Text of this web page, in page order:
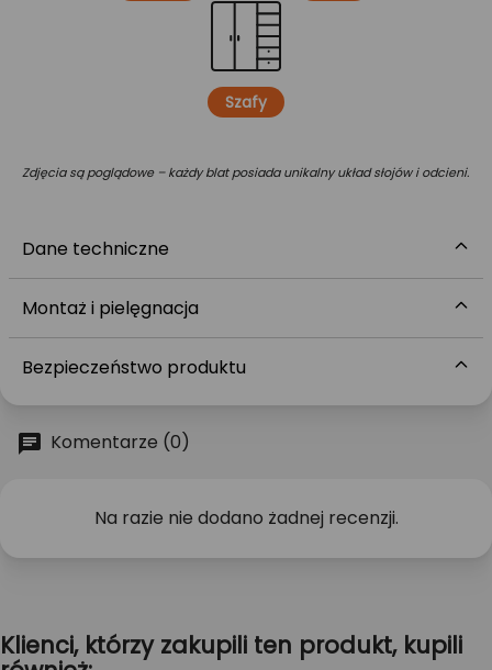
Szafy
Zdjęcia są poglądowe – każdy blat posiada unikalny układ słojów i odcieni.
Dane techniczne
Montaż i pielęgnacja
Bezpieczeństwo produktu
Komentarze (0)
Na razie nie dodano żadnej recenzji.
Klienci, którzy zakupili ten produkt, kupili